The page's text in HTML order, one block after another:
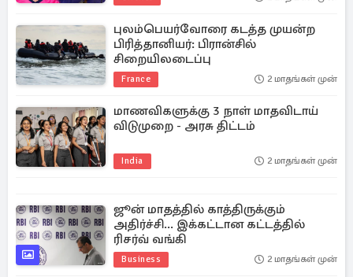
புலம்பெயர்வோரை கடத்த முயன்ற
பிரித்தானியர்: பிரான்சில்
சிறையிலடைப்பு
France 2 மாதங்கள் முன்
மாணவிகளுக்கு 3 நாள் மாதவிடாய்
விடுமுறை - அரசு திட்டம்
India 2 மாதங்கள் முன்
ஜூன் மாதத்தில் காத்திருக்கும்
அதிர்ச்சி... இக்கட்டான கட்டத்தில்
ரிசர்வ் வங்கி
Business 2 மாதங்கள் முன்